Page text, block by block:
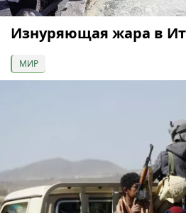
Изнуряющая жара в
МИР